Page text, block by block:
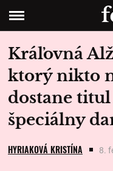
Kráľovná
ktorý nikto
dostane
špeciálny
HYRIAKOVÁ KRISTÍNA 8.